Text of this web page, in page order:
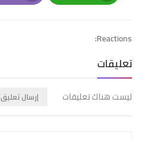
Whatsapp
Email
Reactions:
تعليقات
ليست هناك تعليقات إرسال تعليق